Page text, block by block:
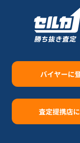
バイヤーに
査定提携店